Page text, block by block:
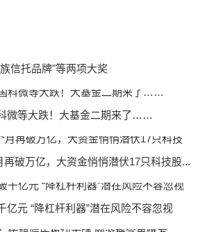
信托品牌"等两项大奖
微等大跌！大基金二期来了……
再破万亿，大资金悄悄潜伏17只科技股...
亿元 “降杠杆利器”潜在风险不容忽视